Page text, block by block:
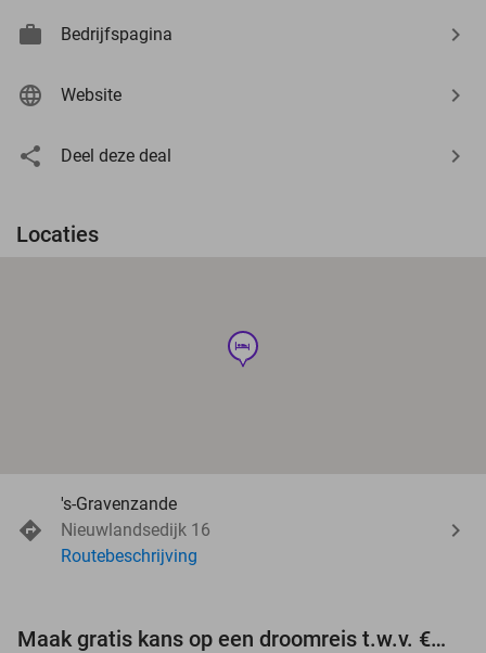
Bedrijfspagina
Website
Deel deze deal
Locaties
hotel
's-Gravenzande
Nieuwlandsedijk 16
Routebeschrijving
Maak gratis kans op een droomreis t.w.v. €3.000!